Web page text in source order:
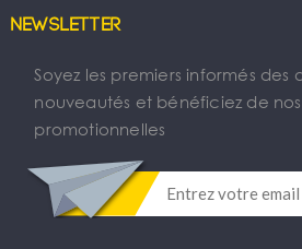
Newsletter
Soyez les premiers informés des
nouveautés et bénéficiez de
promotionnelles